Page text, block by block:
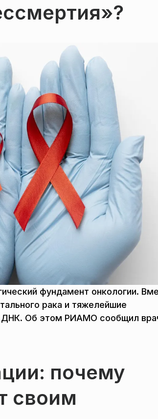
фундамент онкологии.
рака и тяжелейшие
ДНК. Об этом РИАМО сообщил
почему
своим